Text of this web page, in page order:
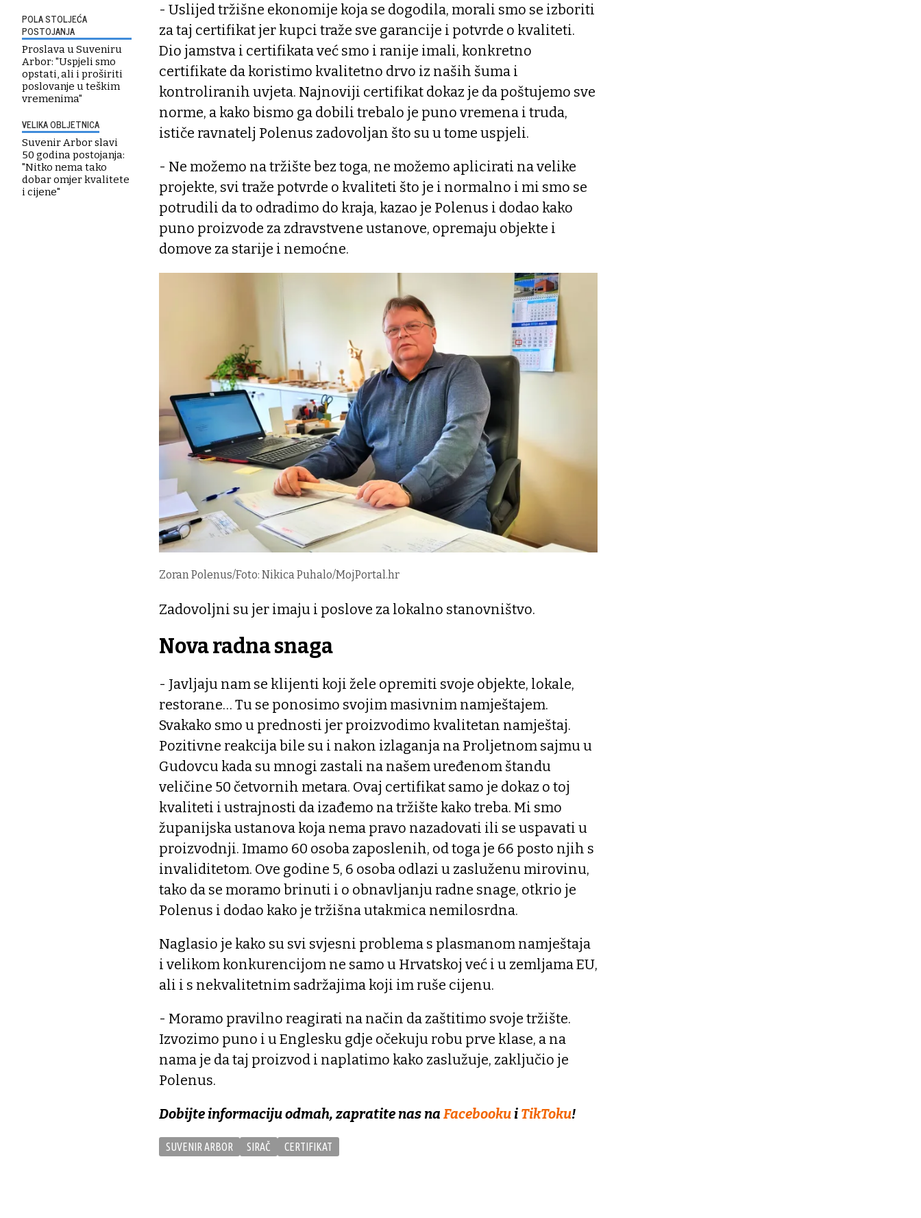
POLA STOLJEĆA
POSTOJANJA
Proslava u Suveniru
Arbor: "Uspjeli smo
opstati, ali i proširiti
poslovanje u teškim
vremenima"
VELIKA OBLJETNICA
Suvenir Arbor slavi
50 godina postojanja:
"Nitko nema tako
dobar omjer kvalitete
i cijene"
- Uslijed tržišne ekonomije koja se dogodila, morali smo se izboriti
za taj certifikat jer kupci traže sve garancije i potvrde o kvaliteti.
Dio jamstva i certifikata već smo i ranije imali, konkretno
certifikate da koristimo kvalitetno drvo iz naših šuma i
kontroliranih uvjeta. Najnoviji certifikat dokaz je da poštujemo sve
norme, a kako bismo ga dobili trebalo je puno vremena i truda,
ističe ravnatelj Polenus zadovoljan što su u tome uspjeli.
- Ne možemo na tržište bez toga, ne možemo aplicirati na velike
projekte, svi traže potvrde o kvaliteti što je i normalno i mi smo se
potrudili da to odradimo do kraja, kazao je Polenus i dodao kako
puno proizvode za zdravstvene ustanove, opremaju objekte i
domove za starije i nemoćne.
Zoran Polenus/Foto: Nikica Puhalo/MojPortal.hr
Zadovoljni su jer imaju i poslove za lokalno stanovništvo.
Nova radna snaga
- Javljaju nam se klijenti koji žele opremiti svoje objekte, lokale,
restorane… Tu se ponosimo svojim masivnim namještajem.
Svakako smo u prednosti jer proizvodimo kvalitetan namještaj.
Pozitivne reakcija bile su i nakon izlaganja na Proljetnom sajmu u
Gudovcu kada su mnogi zastali na našem uređenom štandu
veličine 50 četvornih metara. Ovaj certifikat samo je dokaz o toj
kvaliteti i ustrajnosti da izađemo na tržište kako treba. Mi smo
županijska ustanova koja nema pravo nazadovati ili se uspavati u
proizvodnji. Imamo 60 osoba zaposlenih, od toga je 66 posto njih s
invaliditetom. Ove godine 5, 6 osoba odlazi u zasluženu mirovinu,
tako da se moramo brinuti i o obnavljanju radne snage, otkrio je
Polenus i dodao kako je tržišna utakmica nemilosrdna.
Naglasio je kako su svi svjesni problema s plasmanom namještaja
i velikom konkurencijom ne samo u Hrvatskoj već i u zemljama EU,
ali i s nekvalitetnim sadržajima koji im ruše cijenu.
- Moramo pravilno reagirati na način da zaštitimo svoje tržište.
Izvozimo puno i u Englesku gdje očekuju robu prve klase, a na
nama je da taj proizvod i naplatimo kako zaslužuje, zaključio je
Polenus.
Dobijte informaciju odmah, zapratite nas na Facebooku i TikToku!
SUVENIR ARBOR SIRAČ CERTIFIKAT